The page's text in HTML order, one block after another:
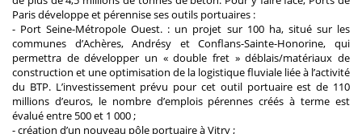
Paris développe et pérennise ses outils portuaires :
- Port Seine-Métropole Ouest. : un projet sur 100 ha, situé sur les
communes d’Achères, Andrésy et Conflans-Sainte-Honorine, qui
permettra de développer un « double fret » déblais/matériaux de
construction et une optimisation de la logistique fluviale liée à l’activité
du BTP. L’investissement prévu pour cet outil portuaire est de 110
millions d’euros, le nombre d’emplois pérennes créés à terme est
évalué entre 500 et 1 000 ;
- création d’un nouveau pôle portuaire à Vitry ;